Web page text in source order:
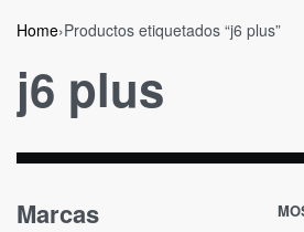
Home›Productos etiquetados “j6 plus”
j6 plus
Marcas